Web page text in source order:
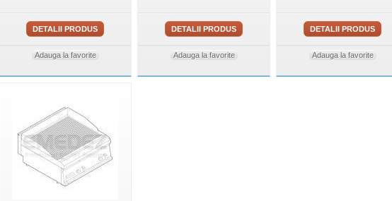
DETALII PRODUS
Adauga la favorite
DETALII PRODUS
Adauga la favorite
DETALII PRODUS
Adauga la favorite